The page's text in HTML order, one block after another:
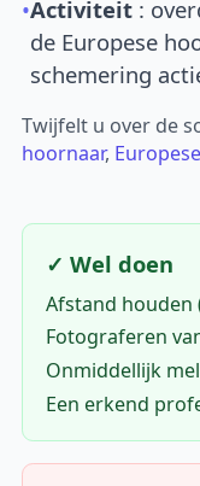
•Activiteit :
de Europese
schemering
Twijfelt u over de
hoornaar,
✓ Wel doen
Afstand houden
Fotograferen
Onmiddellijk
Een erkend